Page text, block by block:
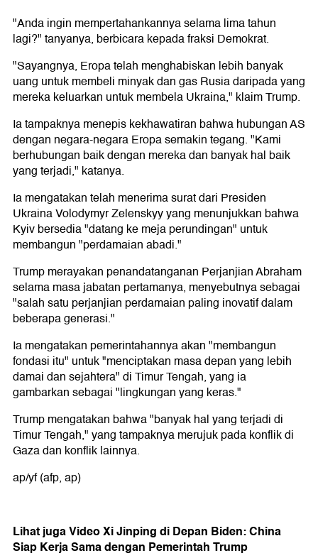
"Anda ingin mempertahankannya selama lima tahun
lagi?" tanyanya, berbicara kepada fraksi Demokrat.
"Sayangnya, Eropa telah menghabiskan lebih banyak
uang untuk membeli minyak dan gas Rusia daripada yang
mereka keluarkan untuk membela Ukraina," klaim Trump.
Ia tampaknya menepis kekhawatiran bahwa hubungan AS
dengan negara-negara Eropa semakin tegang. "Kami
berhubungan baik dengan mereka dan banyak hal baik
yang terjadi," katanya.
Ia mengatakan telah menerima surat dari Presiden
Ukraina Volodymyr Zelenskyy yang menunjukkan bahwa
Kyiv bersedia "datang ke meja perundingan" untuk
membangun "perdamaian abadi."
Trump merayakan penandatanganan Perjanjian Abraham
selama masa jabatan pertamanya, menyebutnya sebagai
"salah satu perjanjian perdamaian paling inovatif dalam
beberapa generasi."
Ia mengatakan pemerintahannya akan "membangun
fondasi itu" untuk "menciptakan masa depan yang lebih
damai dan sejahtera" di Timur Tengah, yang ia
gambarkan sebagai "lingkungan yang keras."
Trump mengatakan bahwa "banyak hal yang terjadi di
Timur Tengah," yang tampaknya merujuk pada konflik di
Gaza dan konflik lainnya.
ap/yf (afp, ap)
Lihat juga Video Xi Jinping di Depan Biden: China
Siap Kerja Sama dengan Pemerintah Trump